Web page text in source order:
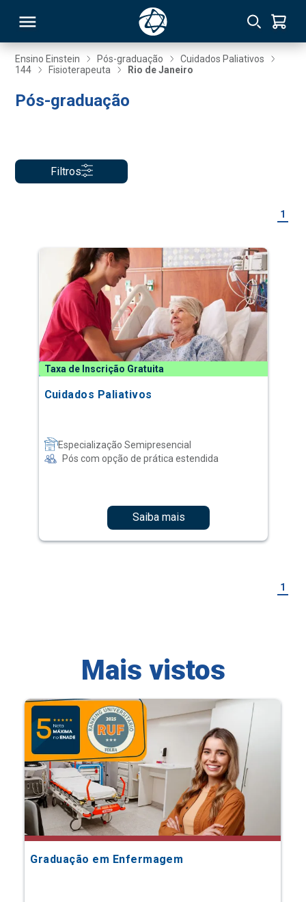
Ensino Einstein Pós-graduação
Cuidados Paliativos
144
Fisioterapeuta Rio de Janeiro
Pós-graduação
Filtros
1
Taxa de Inscrição Gratuita
Cuidados Paliativos
Especialização Semipresencial
Pós com opção de prática estendida
Saiba mais
1
Mais vistos
Graduação em Enfermagem